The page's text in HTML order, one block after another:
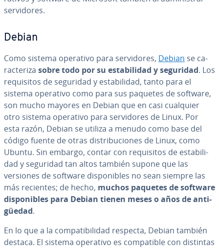
se­r­vi­do­res.
Debian
Como sistema operativo para se­r­vi­do­res, Debian se ca­
ra­c­te­ri­za sobre todo por su es­ta­bi­li­dad y seguridad. Los
re­qui­si­tos de seguridad y es­ta­bi­li­dad, tanto para el
sistema operativo como para sus paquetes de software,
son mucho mayores en Debian que en casi cualquier
otro sistema operativo para se­r­vi­do­res de Linux. Por
esta razón, Debian se utiliza a menudo como base del
código fuente de otras di­s­tri­bu­cio­nes de Linux, como
Ubuntu. Sin embargo, contar con re­qui­si­tos de es­ta­bi­li­
dad y seguridad tan altos también supone que las
versiones de software di­s­po­ni­bles no sean siempre las
más recientes; de hecho, muchos paquetes de software
di­s­po­ni­bles para Debian tienen meses o años de an­ti­
güe­dad.
En lo que a la co­m­pa­ti­bi­li­dad respecta, Debian también
destaca. El sistema operativo es co­m­pa­ti­ble con distintas